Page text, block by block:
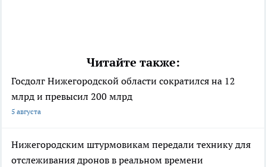
Читайте также:
Госдолг Нижегородской области сократился на 12
млрд и превысил 200 млрд
5 августа
Нижегородским штурмовикам передали технику для
отслеживания дронов в реальном времени